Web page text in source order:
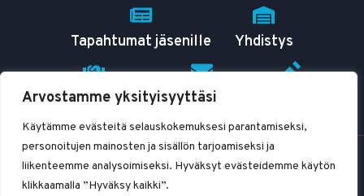
Arvostamme yksityisyyttäsi
Käytämme evästeitä selauskokemuksesi parantamiseksi,
personoitujen mainosten ja sisällön tarjoamiseksi ja
liikenteemme analysoimiseksi. Hyväksyt evästeidemme käytön
klikkaamalla ”Hyväksy kaikki”.
Tapahtumat jäsenille Yhdistys
RSO tutuksi Yhteystiedot
© 2026 RSOn ystävät ry